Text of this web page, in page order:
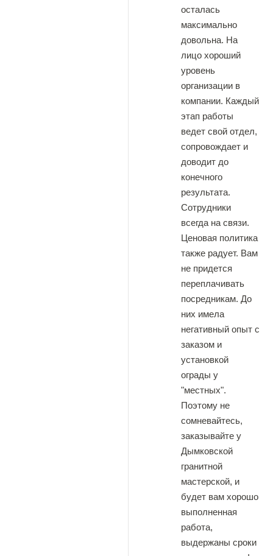
осталась
максимально
довольна. На
лицо хороший
уровень
организации в
компании. Каждый
этап работы
ведет свой отдел,
сопровождает и
доводит до
конечного
результата.
Сотрудники
всегда на связи.
Ценовая политика
также радует. Вам
не придется
переплачивать
посредникам. До
них имела
негативный опыт с
заказом и
установкой
ограды у
"местных".
Поэтому не
сомневайтесь,
заказывайте у
Дымковской
гранитной
мастерской, и
будет вам хорошо
выполненная
работа,
выдержаны сроки